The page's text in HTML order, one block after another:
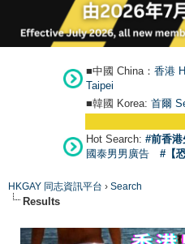
■中國 China： 香港
Taipei
■韓國 Korea: 首爾
Hot Search: #前香
國泰男男廣告
#【
HKGAY 同志資訊平台 › Search
Results